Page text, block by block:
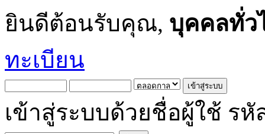
ยินดีต้อนรับคุณ, บุคคลทั่ว
ทะเบียน
เข้าสู่ระบบด้วยชื่อผู้ใช้ รหั